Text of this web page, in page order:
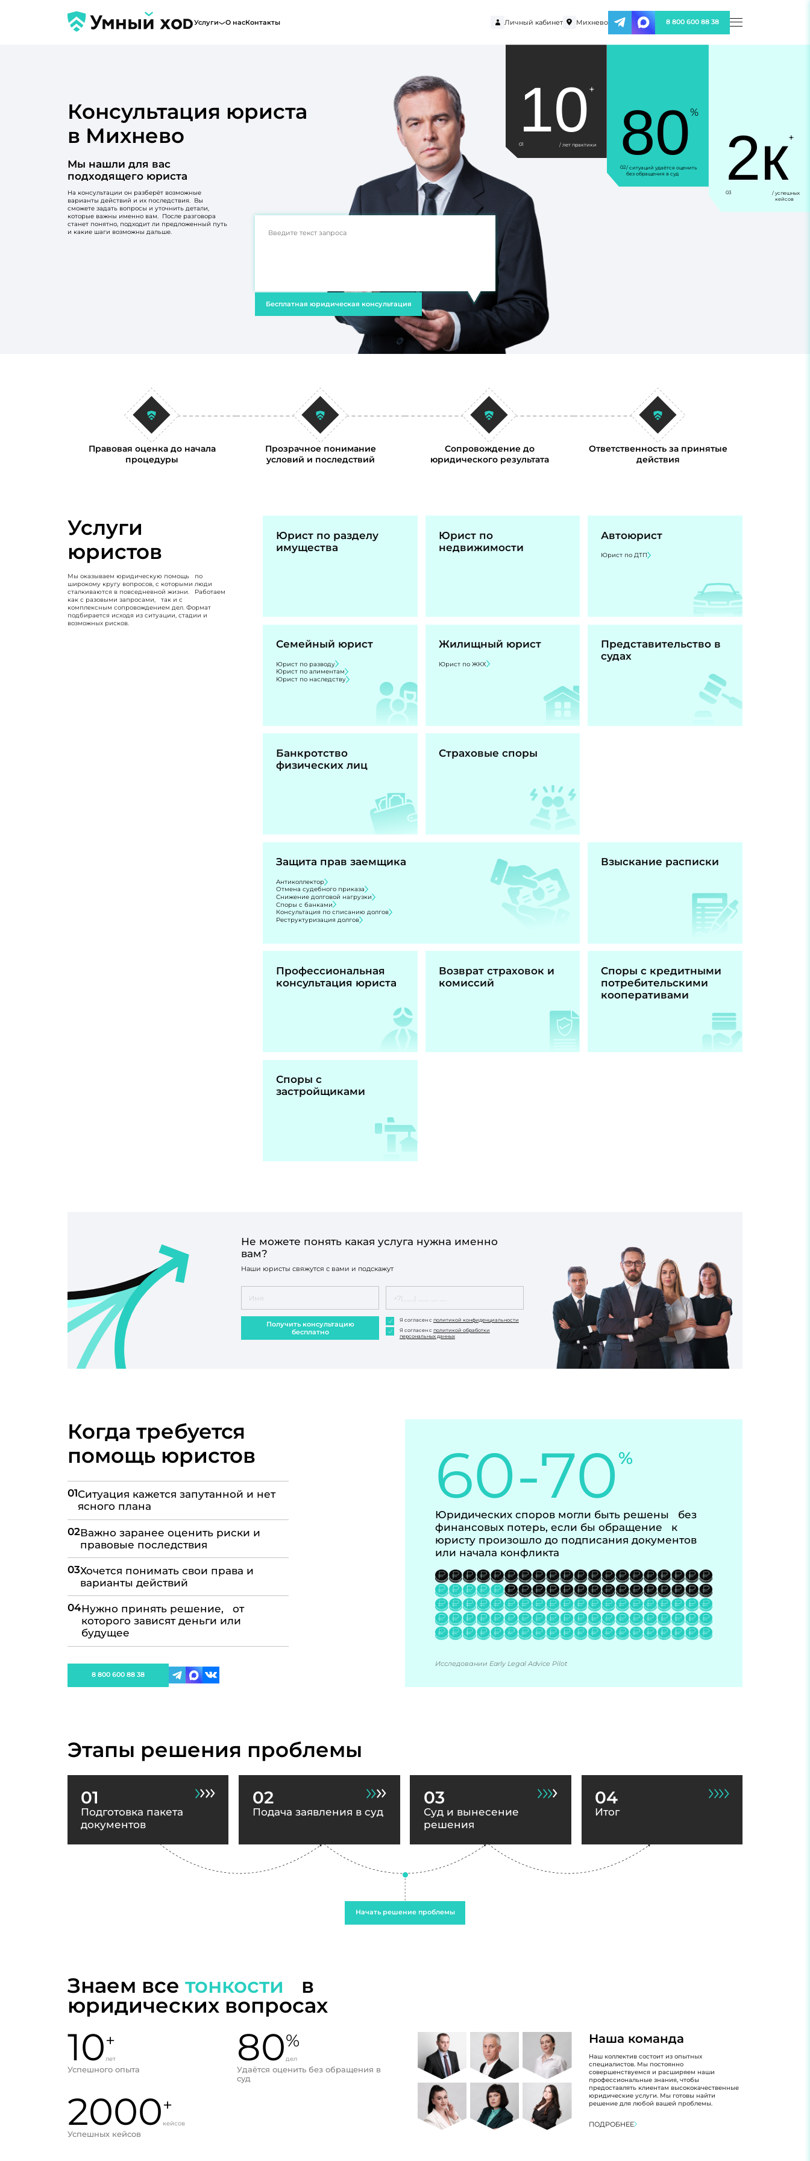
Услуги О насКонтакты Личный кабинет Михнево 8 800 600 88 38
Консультация юриста
в Михнево
Мы нашли для вас
подходящего юриста
На консультации он разберёт возможные
варианты действий и их последствия. Вы
сможете задать вопросы и уточнить детали,
которые важны именно вам. После разговора
станет понятно, подходит ли предложенный путь
и какие шаги возможны дальше.
Бесплатная юридическая консультация
10 +
01 / лет практики 80%
02/ ситуаций удаётся оценить
без обращения в суд
2к+
03
/ успешных
кейсов
Правовая оценка до начала
процедуры
Прозрачное понимание
условий и последствий
Сопровождение до
юридического результата
Ответственность за принятые
действия
Услуги
юристов
Мы оказываем юридическую помощь по
широкому кругу вопросов, с которыми люди
сталкиваются в повседневной жизни. Работаем
как с разовыми запросами, так и с
комплексным сопровождением дел. Формат
подбирается исходя из ситуации, стадии и
возможных рисков.
Юрист по разделу
имущества
Юрист по
недвижимости
Автоюрист
Юрист по ДТП
Семейный юрист
Юрист по разводу
Юрист по алиментам
Юрист по наследству
Жилищный юрист
Юрист по ЖКХ
Представительство в
судах
Банкротство
физических лиц
Страховые споры
Защита прав заемщика
Антиколлектор
Отмена судебного приказа
Снижение долговой нагрузки
Споры с банками
Консультация по списанию долгов
Реструктуризация долгов
Взыскание расписки
Профессиональная
консультация юриста
Возврат страховок и
комиссий
Споры с кредитными
потребительскими
кооперативами
Споры с
застройщиками
Не можете понять какая услуга нужна именно
вам?
Наши юристы свяжутся с вами и подскажут
Получить консультацию
бесплатно
Я согласен с политикой конфиденциальности
Я согласен с политикой обработки
персональных данных
Когда требуется
помощь юристов
01Ситуация кажется запутанной и нет
ясного плана
02Важно заранее оценить риски и
правовые последствия
03Хочется понимать свои права и
варианты действий
04Нужно принять решение, от
которого зависят деньги или
будущее
8 800 600 88 38
60-70%
Юридических споров могли быть решены без
финансовых потерь, если бы обращение к
юристу произошло до подписания документов
или начала конфликта
Исследовании Early Legal Advice Pilot
Этапы решения проблемы
01
Подготовка пакета
документов
02
Подача заявления в суд
03
Суд и вынесение
решения
04
Итог
Начать решение проблемы
Знаем все тонкости в
юридических вопросах
10+
лет
Успешного опыта
80%
дел
Удаётся оценить без обращения в
суд
2000+
кейсов
Успешных кейсов
Наша команда
Наш коллектив состоит из опытных
специалистов. Мы постоянно
совершенствуемся и расширяем наши
профессиональные знания, чтобы
предоставлять клиентам высококачественные
юридические услуги. Мы готовы найти
решение для любой вашей проблемы.
ПОДРОБНЕЕ